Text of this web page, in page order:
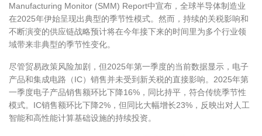
Manufacturing Monitor (SMM) Report中宣布，全球半导体制造业
在2025年伊始呈现出典型的季节性模式。然而，持续的关税影响和
不断演变的供应链战略预计将在今年接下来的时间里为多个行业领
域带来非典型的季节性变化。
尽管贸易政策风险加剧，但2025年第一季度的当前数据显示，电子
产品和集成电路（IC）销售并未受到新关税的直接影响。 2025年第
一季度电子产品销售额环比下降16% ，同比持平，符合传统季节性
模式。 IC销售额环比下降2% ，但同比大幅增长23% ，反映出对人工
智能和高性能计算基础设施的持续投资。